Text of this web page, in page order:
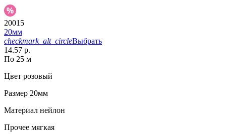
20015
20мм
checkmark_alt_circleВыбрать
14.57 р.
По 25 м
Цвет розовый
Размер 20мм
Материал нейлон
Прочее мягкая